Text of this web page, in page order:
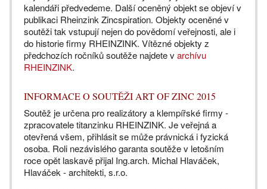
kalendáři předvedeme. Další oceněný objekt se objeví v
publikaci Rheinzink Zincspiration. Objekty oceněné v
soutěži tak vstupují nejen do povědomí veřejnosti, ale i
do historie firmy RHEINZINK. Vítězné objekty z
předchozích ročníků soutěže najdete varchívu
RHEINZINK.
INFORMACE O SOUTĚŽI ART OF ZINC 2015
Soutěž je určena pro realizátory a klempířské firmy -
zpracovatele titanzinku RHEINZINK. Je veřejná a
otevřená všem, přihlásit se může právnická i fyzická
osoba. Roli nezávislého garanta soutěže v letošním
roce opět laskavě přijal Ing.arch. Michal Hlaváček,
Hlaváček - architekti, s.r.o.